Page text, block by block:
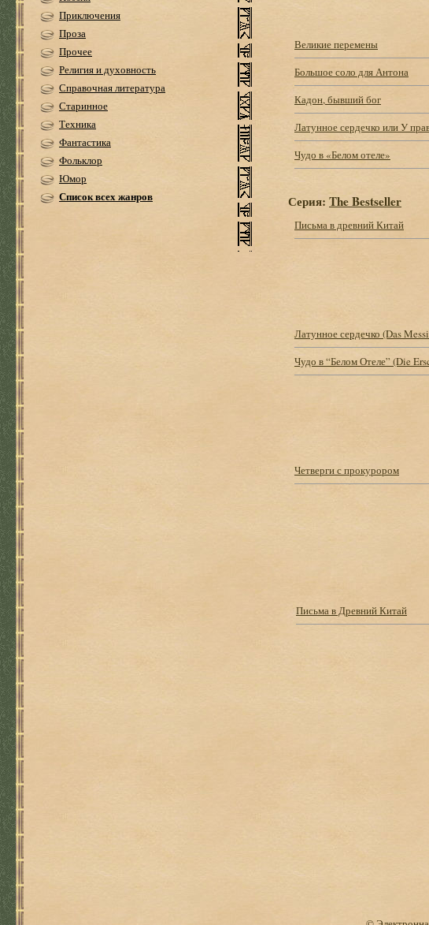
Приключения
Проза
Прочее
Религия и духовность
Справочная литература
Старинное
Техника
Фантастика
Фольклор
Юмор
Список всех жанров
Великие перемены
Большое соло для Антона
Кадон, бывший бог
Латунное сердечко или У
Чудо в «Белом отеле»
Серия: The Bestseller
Письма в древний Китай
Латунное сердечко (Das
Чудо в “Белом Отеле” (Die
Четверги с прокурором
Письма в Древний Китай